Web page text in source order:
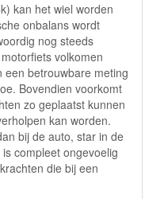
kan het wiel worden
onbalans wordt
nog steeds
volkomen
een betrouwbare meting
Bovendien voorkomt
zo geplaatst kunnen
kan worden.
bij de auto, star in de
compleet ongevoelig
die bij een